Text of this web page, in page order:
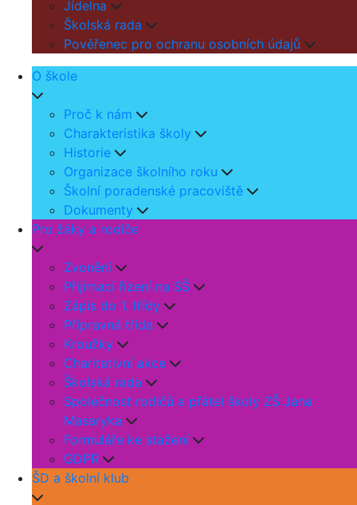
Jídelna
Školská rada
Pověřenec pro ochranu osobních údajů
O škole
Proč k nám
Charakteristika školy
Historie
Organizace školního roku
Školní poradenské pracoviště
Dokumenty
Pro žáky a rodiče
Zvonění
Přijímací řízení na SŠ
Zápis do 1. třídy
Přípravná třída
Kroužky
Charitativní akce
Školská rada
Společnost rodičů a přátel školy ZŠ Jana
Masaryka
Formuláře ke stažení
GDPR
ŠD a školní klub